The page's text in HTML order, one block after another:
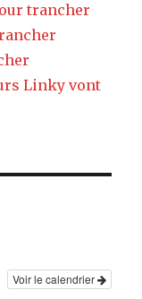
trancher
Linky vont
Voir le calendrier